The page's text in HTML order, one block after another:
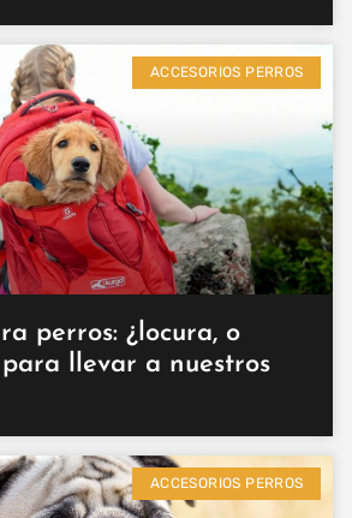
ACCESORIOS PERROS
perros: ¿locura, o
llevar a nuestros
ACCESORIOS PERROS